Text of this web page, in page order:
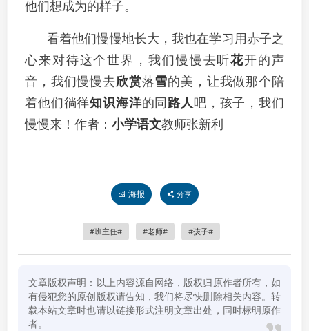
他们想成为的样子。
看着他们慢慢地长大，我也在学习用赤子之
心来对待这个世界，我们慢慢去听花开的声
音，我们慢慢去欣赏落雪的美，让我做那个陪
着他们徜徉知识海洋的同路人吧，孩子，我们
慢慢来！作者： 小学语文教师张新利
海报 分享
班主任 老师 孩子
文章版权声明：以上内容源自网络，版权归原作者所有，如
有侵犯您的原创版权请告知，我们将尽快删除相关内容。转
载本站文章时也请以链接形式注明文章出处，同时标明原作
者。